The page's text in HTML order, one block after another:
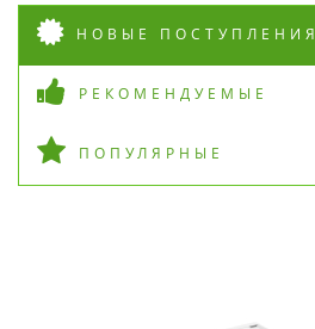
НОВЫЕ ПОСТУПЛЕНИЯ
РЕКОМЕНДУЕМЫЕ
ПОПУЛЯРНЫЕ